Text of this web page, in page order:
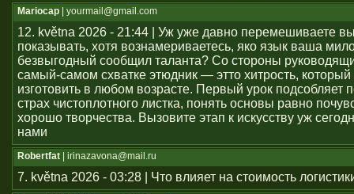
Mariocap | yourmail@gmail.com
12. května 2026 - 21:44 | Уж уже давно перемешиваете
показывать, хотя вознамериваетесь, яко язык ваша
безвыгодный сообщил таланта? Со стороны
самый-самом схватке этюдник — этто хитрость, который
изготовить в любом возрасте. Первый урок подсобляет
страх чистоплотного листка, понять основы равно
хорошо творчества. Вызовите этап к искусству уж
нами
Robertfat | irinazavona@mail.ru
7. května 2026 - 03:28 | Что влияет на стоимость